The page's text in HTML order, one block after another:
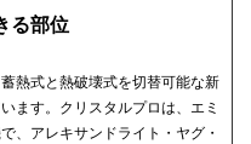
る部位
熱式と熱破壊式を切替可能な新
ます。クリスタルプロは、エミ
、アレキサンドライト・ヤグ・